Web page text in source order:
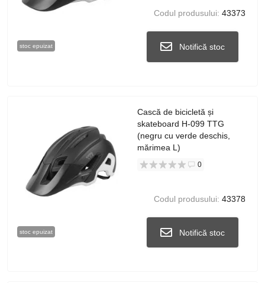
stoc epuizat
Codul produsului: 43373
Notifică stoc
stoc epuizat
Cască de bicicletă și
skateboard H-099 TTG
(negru cu verde deschis,
mărimea L)
0
Codul produsului: 43378
Notifică stoc